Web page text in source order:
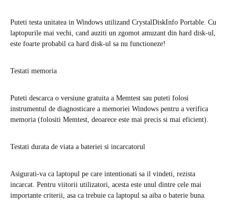
Puteti testa unitatea in Windows utilizand CrystalDiskInfo Portable. Cu
laptopurile mai vechi, cand auziti un zgomot amuzant din hard disk-ul,
este foarte probabil ca hard disk-ul sa nu functioneze!
Testati memoria
Puteti descarca o versiune gratuita a Memtest sau puteti folosi
instrumentul de diagnosticare a memoriei Windows pentru a verifica
memoria (folositi Memtest, deoarece este mai precis si mai eficient).
Testati durata de viata a bateriei si incarcatorul
Asigurati-va ca laptopul pe care intentionati sa il vindeti, rezista
incarcat. Pentru viitorii utilizatori, acesta este unul dintre cele mai
importante criterii, asa ca trebuie ca laptopul sa aiba o baterie buna.